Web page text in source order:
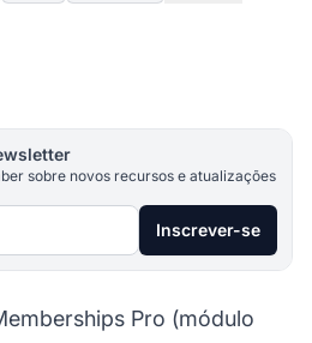
sobre novos recursos e atualizações
Inscrever-se
Pro (módulo